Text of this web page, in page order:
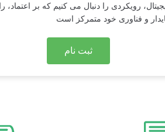
رویکردی را دنبال می کنیم که بر اعتماد،
ثبت نام